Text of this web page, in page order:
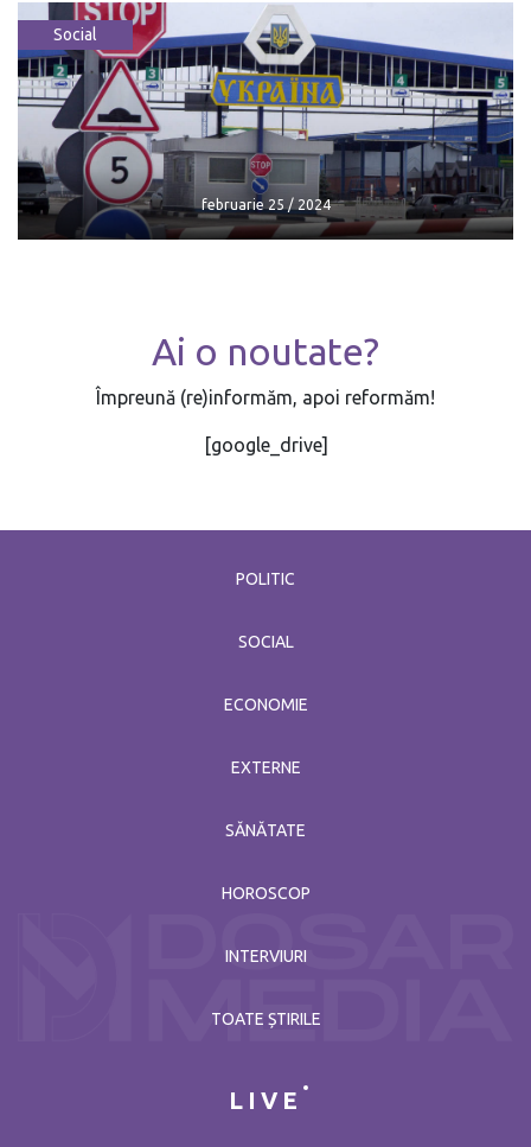
Corpul neînsuflețit al lui Aleksei
Navalnîi a fost predat
februarie 25 / 2024
Social
februarie 25 / 2024
februarie 25 / 2024
Ai o noutate?
Împreună (re)informăm, apoi reformăm!
[google_drive]
POLITIC
SOCIAL
ECONOMIE
EXTERNE
SĂNĂTATE
HOROSCOP
INTERVIURI
TOATE ȘTIRILE
LIVE